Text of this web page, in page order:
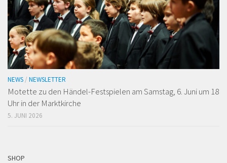
NEWS / NEWSLETTER
Motette zu den Händel-Festspielen am Samstag, 6. Juni um 18
Uhr in der Marktkirche
5. JUNI 2026
SHOP